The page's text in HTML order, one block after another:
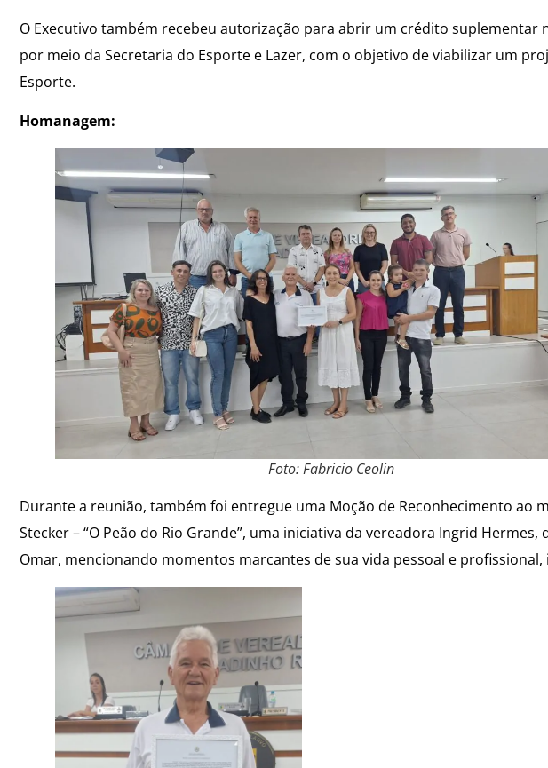
O Executivo também recebeu autorização para abrir um crédito suplementar
por meio da Secretaria do Esporte e Lazer, com o objetivo de viabilizar um
Esporte.
Homanagem:
Foto: Fabricio Ceolin
Durante a reunião, também foi entregue uma Moção de Reconhecimento ao
Stecker – “O Peão do Rio Grande”, uma iniciativa da vereadora Ingrid
Omar, mencionando momentos marcantes de sua vida pessoal e